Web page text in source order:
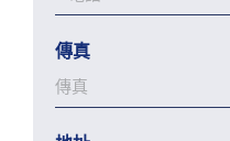
傳真